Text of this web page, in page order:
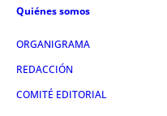
Quiénes somos
ORGANIGRAMA
REDACCIÓN
COMITÉ EDITORIAL